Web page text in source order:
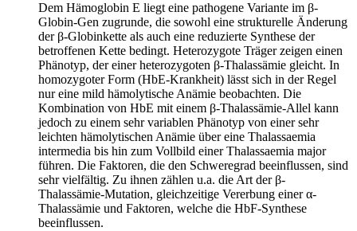
Dem Hämoglobin E liegt eine pathogene Variante im β-
Globin-Gen zugrunde, die sowohl eine strukturelle Änderung
der β-Globinkette als auch eine reduzierte Synthese der
betroffenen Kette bedingt. Heterozygote Träger zeigen einen
Phänotyp, der einer heterozygoten β-Thalassämie gleicht. In
homozygoter Form (HbE-Krankheit) lässt sich in der Regel
nur eine mild hämolytische Anämie beobachten. Die
Kombination von HbE mit einem β-Thalassämie-Allel kann
jedoch zu einem sehr variablen Phänotyp von einer sehr
leichten hämolytischen Anämie über eine Thalassaemia
intermedia bis hin zum Vollbild einer Thalassaemia major
führen. Die Faktoren, die den Schweregrad beeinflussen, sind
sehr vielfältig. Zu ihnen zählen u.a. die Art der β-
Thalassämie-Mutation, gleichzeitige Vererbung einer α-
Thalassämie und Faktoren, welche die HbF-Synthese
beeinflussen.